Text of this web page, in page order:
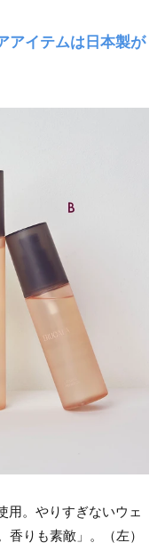
アイテムは日本製が
用。やりすぎないウェ
香りも素敵」。（左）